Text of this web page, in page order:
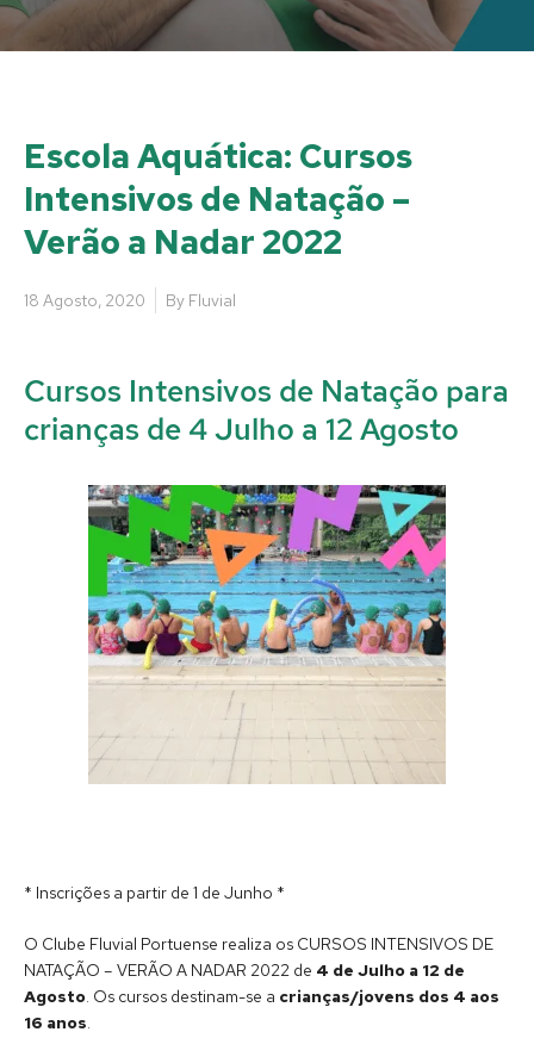
Escola Aquática: Cursos
Intensivos de Natação –
Verão a Nadar 2022
18 Agosto, 2020 By Fluvial
Cursos Intensivos de Natação para
crianças de 4 Julho a 12 Agosto
* Inscrições a partir de 1 de Junho *
O Clube Fluvial Portuense realiza os CURSOS INTENSIVOS DE
NATAÇÃO – VERÃO A NADAR 2022 de 4 de Julho a 12 de
Agosto. Os cursos destinam-se a crianças/jovens dos 4 aos
16 anos.